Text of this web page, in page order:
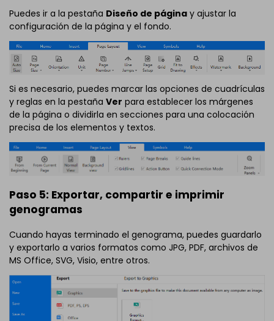
Puedes ir a la pestaña Diseño de página y ajustar la
configuración de la página y el fondo.
Si es necesario, puedes marcar las opciones de cuadrículas
y reglas en la pestaña Ver para establecer los márgenes
de la página o dividirla en secciones para una colocación
precisa de los elementos y textos.
Paso 5: Exportar, compartir e imprimir
genogramas
Cuando hayas terminado el genograma, puedes guardarlo
y exportarlo a varios formatos como JPG, PDF, archivos de
MS Office, SVG, Visio, entre otros.